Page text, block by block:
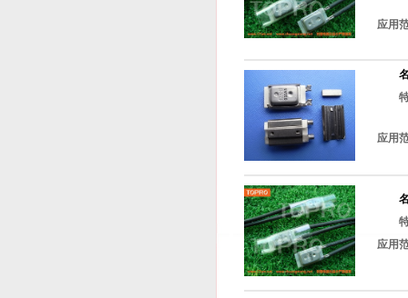
应用
应用
应用